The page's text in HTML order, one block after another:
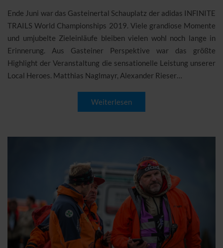
Ende Juni war das Gasteinertal Schauplatz der adidas INFINITE
TRAILS World Championships 2019. Viele grandiose Momente
und umjubelte Zieleinläufe bleiben vielen wohl noch lange in
Erinnerung. Aus Gasteiner Perspektive war das größte
Highlight der Veranstaltung die sensationelle Leistung unserer
Local Heroes. Matthias Naglmayr, Alexander Rieser…
Weiterlesen